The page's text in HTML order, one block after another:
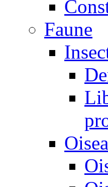
Faune